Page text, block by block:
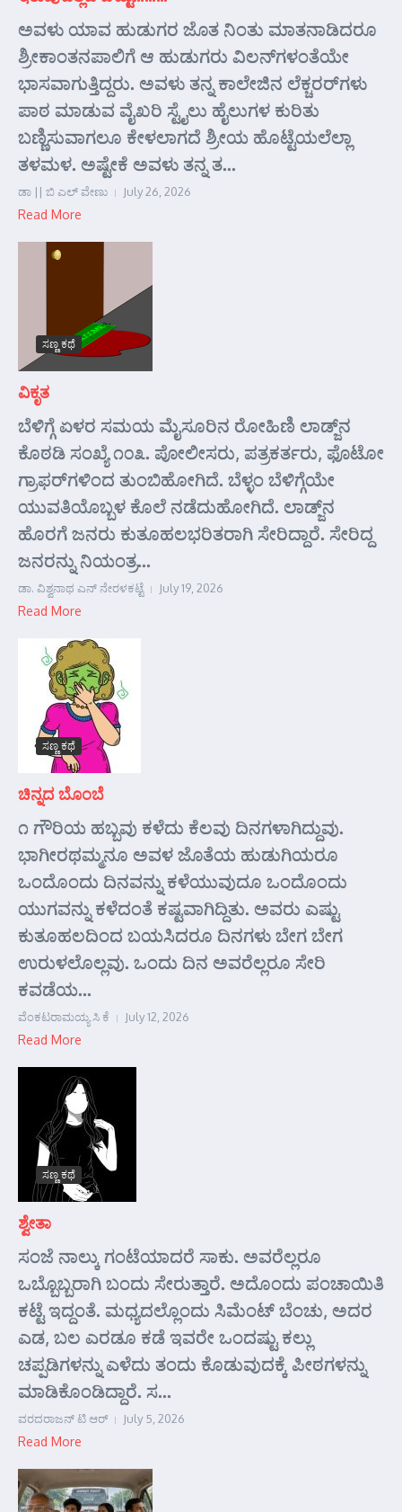
ಅವಳು ಯಾವ ಹುಡುಗರ ಜೊತ ನಿಂತು ಮಾತನಾಡಿದರೂ
ಶ್ರೀಕಾಂತನಪಾಲಿಗೆ ಆ ಹುಡುಗರು ವಿಲನ್‌ಗಳಂತೆಯೇ
ಭಾಸವಾಗುತ್ತಿದ್ದರು. ಅವಳು ತನ್ನ ಕಾಲೇಜಿನ ಲೆಕ್ಚರರ್‌ಗಳು
ಪಾಠ ಮಾಡುವ ವೈಖರಿ ಸ್ಟೈಲು ಹೈಲುಗಳ ಕುರಿತು
ಬಣ್ಣಿಸುವಾಗಲೂ ಕೇಳಲಾಗದೆ ಶ್ರೀಯ ಹೊಟ್ಟೆಯಲೆಲ್ಲಾ
ತಳಮಳ. ಅಷ್ಟೇಕೆ ಅವಳು ತನ್ನ ತ...
ಡಾ || ಬಿ ಎಲ್ ವೇಣು July 26, 2026
Read More
ಸಣ್ಣ ಕಥೆ
ವಿಕೃತ
ಬೆಳಿಗ್ಗೆ ಏಳರ ಸಮಯ ಮೈಸೂರಿನ ರೋಹಿಣಿ ಲಾಡ್ಜ್‌ನ
ಕೊಠಡಿ ಸಂಖ್ಯೆ ೧೦೩. ಪೋಲೀಸರು, ಪತ್ರಕರ್ತರು, ಫೊಟೋ
ಗ್ರಾಫರ್‌ಗಳಿಂದ ತುಂಬಿಹೋಗಿದೆ. ಬೆಳ್ಳಂ ಬೆಳಿಗ್ಗೆಯೇ
ಯುವತಿಯೊಬ್ಬಳ ಕೊಲೆ ನಡೆದುಹೋಗಿದೆ. ಲಾಡ್ಜ್‌ನ
ಹೊರಗೆ ಜನರು ಕುತೂಹಲಭರಿತರಾಗಿ ಸೇರಿದ್ದಾರೆ. ಸೇರಿದ್ದ
ಜನರನ್ನು ನಿಯಂತ್ರ...
ಡಾ. ವಿಶ್ವನಾಥ ಎನ್ ನೇರಳಕಟ್ಟೆ July 19, 2026
Read More
ಸಣ್ಣ ಕಥೆ
ಚಿನ್ನದ ಬೊಂಬೆ
೧ ಗೌರಿಯ ಹಬ್ಬವು ಕಳೆದು ಕೆಲವು ದಿನಗಳಾಗಿದ್ದುವು.
ಭಾಗೀರಥಮ್ಮನೂ ಅವಳ ಜೊತೆಯ ಹುಡುಗಿಯರೂ
ಒಂದೊಂದು ದಿನವನ್ನು ಕಳೆಯುವುದೂ ಒಂದೊಂದು
ಯುಗವನ್ನು ಕಳೆದಂತೆ ಕಷ್ಟವಾಗಿದ್ದಿತು. ಅವರು ಎಷ್ಟು
ಕುತೂಹಲದಿಂದ ಬಯಸಿದರೂ ದಿನಗಳು ಬೇಗ ಬೇಗ
ಉರುಳಲೊಲ್ಲವು. ಒಂದು ದಿನ ಅವರೆಲ್ಲರೂ ಸೇರಿ
ಕವಡೆಯ...
ವೆಂಕಟರಾಮಯ್ಯ ಸಿ ಕೆ July 12, 2026
Read More
ಸಣ್ಣ ಕಥೆ
ಶ್ವೇತಾ
ಸಂಜೆ ನಾಲ್ಕು ಗಂಟೆಯಾದರೆ ಸಾಕು. ಅವರೆಲ್ಲರೂ
ಒಬ್ಬೊಬ್ಬರಾಗಿ ಬಂದು ಸೇರುತ್ತಾರೆ. ಅದೊಂದು ಪಂಚಾಯಿತಿ
ಕಟ್ಟೆ ಇದ್ದಂತೆ. ಮಧ್ಯದಲ್ಲೊಂದು ಸಿಮೆಂಟ್ ಬೆಂಚು, ಅದರ
ಎಡ, ಬಲ ಎರಡೂ ಕಡೆ ಇವರೇ ಒಂದಷ್ಟು ಕಲ್ಲು
ಚಪ್ಪಡಿಗಳನ್ನು ಎಳೆದು ತಂದು ಕೊಡುವುದಕ್ಕೆ ಪೀಠಗಳನ್ನು
ಮಾಡಿಕೊಂಡಿದ್ದಾರೆ. ಸ...
ವರದರಾಜನ್ ಟಿ ಆರ್ July 5, 2026
Read More